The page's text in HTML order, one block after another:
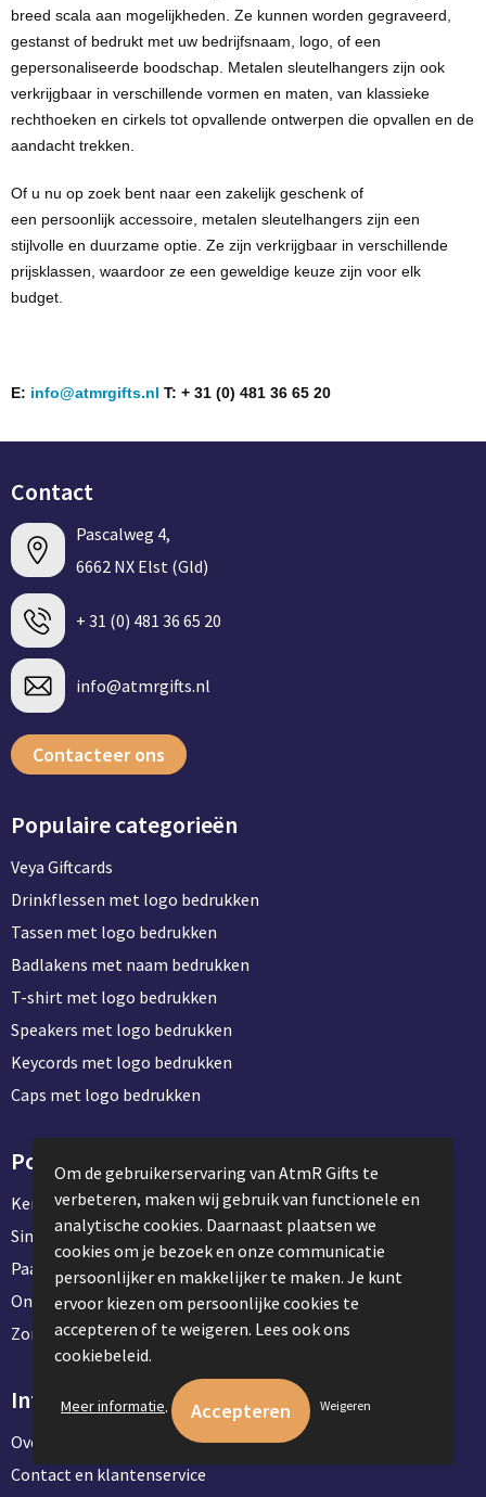
breed scala aan mogelijkheden. Ze kunnen worden gegraveerd,
gestanst of bedrukt met uw bedrijfsnaam, logo, of een
gepersonaliseerde boodschap. Metalen sleutelhangers zijn ook
verkrijgbaar in verschillende vormen en maten, van klassieke
rechthoeken en cirkels tot opvallende ontwerpen die opvallen en de
aandacht trekken.
Of u nu op zoek bent naar een zakelijk geschenk of
een persoonlijk accessoire, metalen sleutelhangers zijn een
stijlvolle en duurzame optie. Ze zijn verkrijgbaar in verschillende
prijsklassen, waardoor ze een geweldige keuze zijn voor elk
budget.
E: info@atmrgifts.nl T: + 31 (0) 481 36 65 20
Contact
Pascalweg 4,
6662 NX Elst (Gld)
+ 31 (0) 481 36 65 20
info@atmrgifts.nl
Contacteer ons
Populaire categorieën
Veya Giftcards
Drinkflessen met logo bedrukken
Tassen met logo bedrukken
Badlakens met naam bedrukken
T-shirt met logo bedrukken
Speakers met logo bedrukken
Keycords met logo bedrukken
Caps met logo bedrukken
Populaire pakketten
Kerstpakketten
Sinterklaaspakket voor medewerkers
Paasgeschenk voor medewerkers
Onboardingpakket voor werknemers
Zomerpakketten voor medewerkers
Informatie
Over ons
Contact en klantenservice
Om de gebruikerservaring van AtmR Gifts te
verbeteren, maken wij gebruik van functionele en
analytische cookies. Daarnaast plaatsen we
cookies om je bezoek en onze communicatie
persoonlijker en makkelijker te maken. Je kunt
ervoor kiezen om persoonlijke cookies te
accepteren of te weigeren. Lees ook ons
cookiebeleid.
Meer informatie. Weigeren